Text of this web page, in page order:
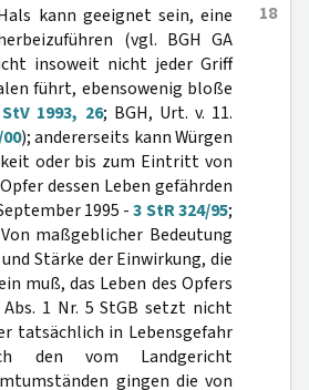
18
kann geeignet sein, eine
(vgl. BGH GA
insoweit nicht jeder Griff
führt, ebensowenig bloße
StV 1993, 26; BGH, Urt. v. 11.
); andererseits kann Würgen
oder bis zum Eintritt von
dessen Leben gefährden
1995 -3 StR 324/95;
maßgeblicher Bedeutung
Stärke der Einwirkung, die
muß, das Leben des Opfers
1 Nr. 5 StGB setzt nicht
tatsächlich in Lebensgefahr
den vom Landgericht
gingen die von